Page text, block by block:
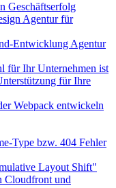
Geschäftserfolg
Agentur für
Entwicklung Agentur
für Ihr Unternehmen ist
für Ihre
Webpack entwickeln
Type bzw. 404 Fehler
Layout Shift"
Cloudfront und